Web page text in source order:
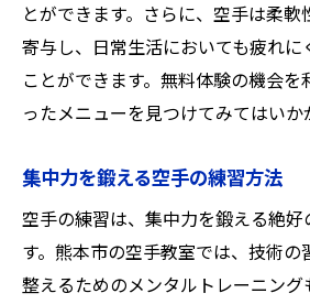
とができます。さらに、空手は柔
寄与し、日常生活においても疲れ
ことができます。無料体験の機会
ったメニューを見つけてみてはいか
集中力を鍛える空手の練習方法
空手の練習は、集中力を鍛える絶
す。熊本市の空手教室では、技術の
整えるためのメンタルトレーニング